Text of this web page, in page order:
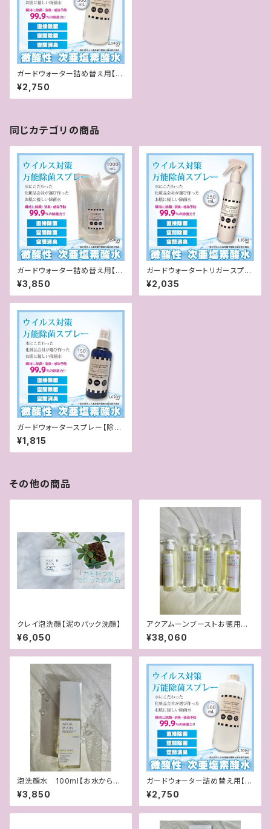
ガードウォーター詰め替え用【除
菌・消臭 手荒れしない除菌水】
¥2,750
同じカテゴリの商品
ガードウォーター詰め替え用【除
菌・消臭 手荒れしない除菌
¥3,850
ガードウォータートリガースプレ
ー【除菌・消臭 手荒れしない除
菌水】
¥2,035
ガードウォータースプレー【除
菌・消臭 手荒れしない除菌水】
¥1,815
その他の商品
クレイ泡洗顔【泥のパック洗顔】
¥6,050
アクアムーンブーストお徳用サ
イズ4点セット【たっぷり大容
量！】
¥38,060
泡洗顔水 100ml【お水から泡
立てるふわふわ泡洗顔】
¥3,850
ガードウォーター詰め替え用【除
菌・消臭 手荒れしない除菌水】
¥2,750